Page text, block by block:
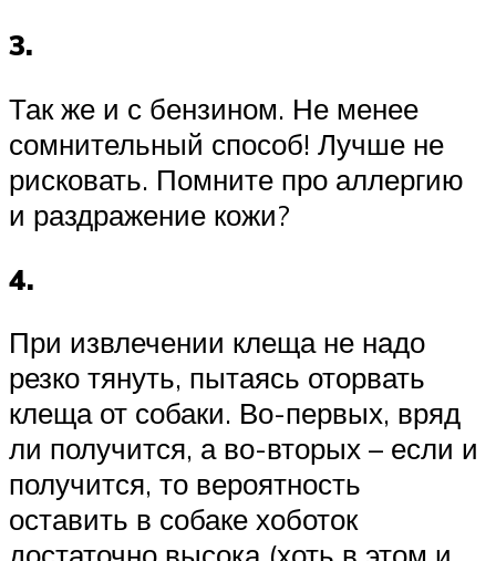
3.
Так же и с бензином. Не менее
сомнительный способ! Лучше не
рисковать. Помните про аллергию
и раздражение кожи?
4.
При извлечении клеща не надо
резко тянуть, пытаясь оторвать
клеща от собаки. Во-первых, вряд
ли получится, а во-вторых – если и
получится, то вероятность
оставить в собаке хоботок